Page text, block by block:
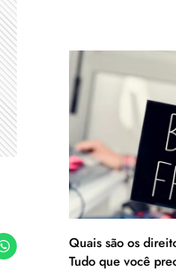
Quais são os
Tudo que você